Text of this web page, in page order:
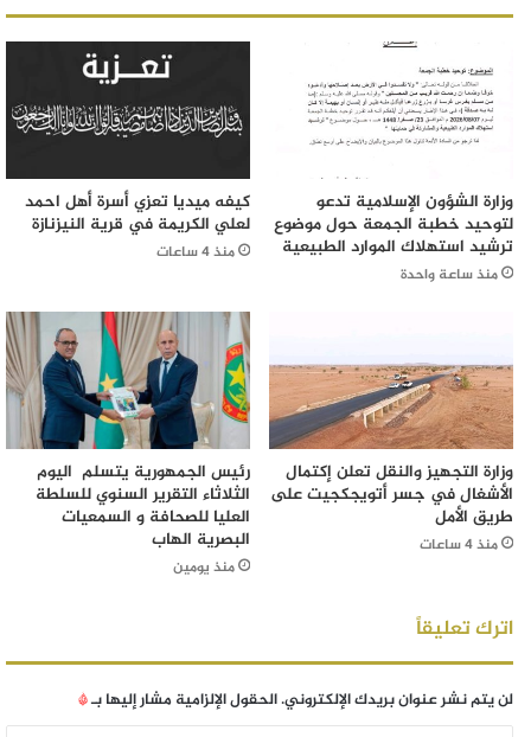
وزارة الشؤون الإسلامية تدعو
لتوحيد خطبة الجمعة حول موضوع
ترشيد استهلاك الموارد الطبيعية
منذ ساعة واحدة
كيفه ميديا تعزي أسرة أهل احمد
لعلي الكريمة في قرية النيزنازة
منذ 4 ساعات
وزارة التجهيز والنقل تعلن إكتمال
الأشغال في جسر أتويجكجيت على
طريق الأمل
منذ 4 ساعات
رئيس الجمهورية يتسلم اليوم
الثلاثاء التقرير السنوي للسلطة
العليا للصحافة و السمعيات
البصرية الهاب
منذ يومين
اترك تعليقاً
لن يتم نشر عنوان بريدك الإلكتروني.الحقول الإلزامية مشار إليها بـ*